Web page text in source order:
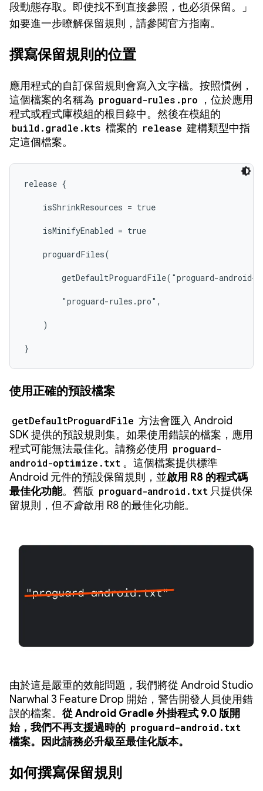
段動態存取。即使找不到直接參照，也必須保留。」
如要進一步瞭解保留規則，請參閱官方指南。
撰寫保留規則的位置
應用程式的自訂保留規則會寫入文字檔。按照慣例，
這個檔案的名稱為 proguard-rules.pro
，位於應用
程式或程式庫模組的根目錄中。然後在模組的
build.gradle.kts 檔案的 release 建構類型中指
定這個檔案。
release {
    isShrinkResources = true
    isMinifyEnabled = true
    proguardFiles(
getDefaultProguardFile("proguard-android-
        "proguard-rules.pro",
    )
}
使用正確的預設檔案
getDefaultProguardFile 方法會匯入 Android
SDK 提供的預設規則集。如果使用錯誤的檔案，應用
程式可能無法最佳化。請務必使用 proguard-
android-optimize.txt 。這個檔案提供標準
Android 元件的預設保留規則，並啟用 R8 的程式碼
最佳化功能。舊版 proguard-android.txt 只提供保
留規則，但不會啟用 R8 的最佳化功能。
由於這是嚴重的效能問題，我們將從 Android Studio
Narwhal 3 Feature Drop 開始，警告開發人員使用錯
誤的檔案。 從 Android Gradle 外掛程式 9.0 版開
始，我們不再支援過時的 proguard-android.txt
檔案。因此請務必升級至最佳化版本。
如何撰寫保留規則